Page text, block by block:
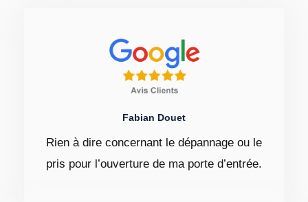
Fabian Douet
Rien à dire concernant le dépannage ou le
pris pour l’ouverture de ma porte d’entrée.